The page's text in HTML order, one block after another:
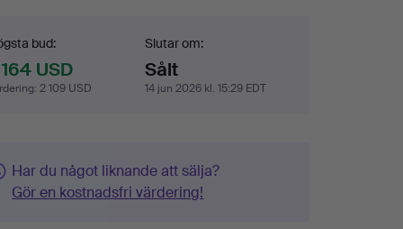
bud:
USD
: 2 109 USD
Slutar om:
Sålt
14 jun 2026 kl. 15:29 EDT
Har du något liknande att sälja?
Gör en kostnadsfri värdering!